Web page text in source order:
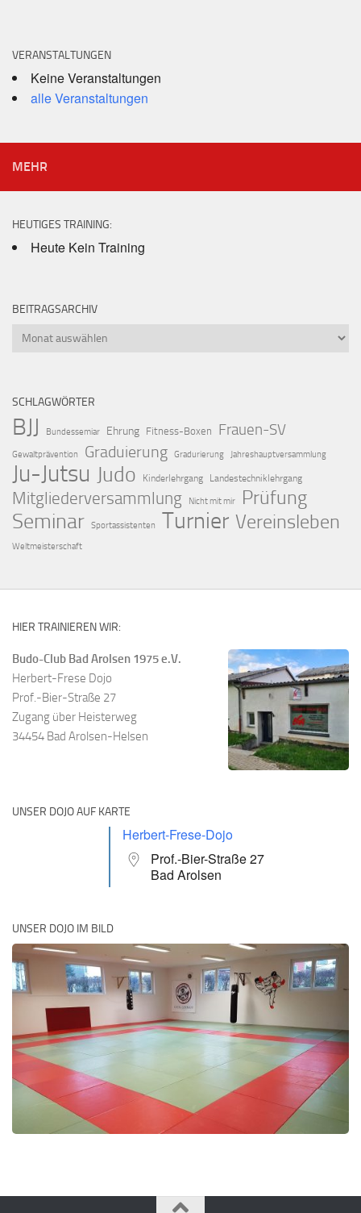
VERANSTALTUNGEN
Keine Veranstaltungen
alle Veranstaltungen
MEHR
HEUTIGES TRAINING:
Heute Kein Training
BEITRAGSARCHIV
Beitragsarchiv
SCHLAGWÖRTER
BJJ Bundessemiar Ehrung Fitness-Boxen Frauen-SV
Gewaltprävention Graduierung Gradurierung Jahreshauptversammlung
Ju-Jutsu Judo Kinderlehrgang Landestechniklehrgang
Mitgliederversammlung Nicht mit mir Prüfung
Seminar Sportassistenten Turnier Vereinsleben
Weltmeisterschaft
HIER TRAINIEREN WIR:
Budo-Club Bad Arolsen 1975 e.V.
Herbert-Frese Dojo
Prof.-Bier-Straße 27
Zugang über Heisterweg
34454 Bad Arolsen-Helsen
UNSER DOJO AUF KARTE
Herbert-Frese-Dojo
Prof.-Bier-Straße 27
Bad Arolsen
UNSER DOJO IM BILD